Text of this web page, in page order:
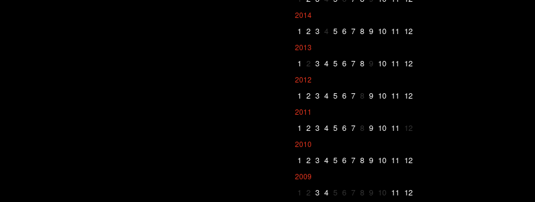
2014
1 2 3 4 5 6 7 8 9 10 11 12
2013
1 2 3 4 5 6 7 8 9 10 11 12
2012
1 2 3 4 5 6 7 8 9 10 11 12
2011
1 2 3 4 5 6 7 8 9 10 11 12
2010
1 2 3 4 5 6 7 8 9 10 11 12
2009
1 2 3 4 5 6 7 8 9 10 11 12